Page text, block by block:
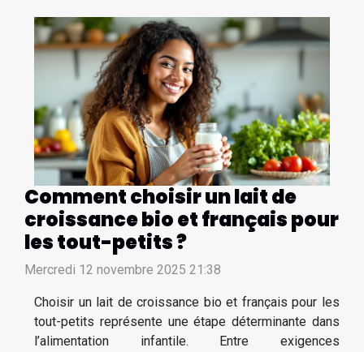
Comment choisir un lait de
croissance bio et français pour
les tout-petits ?
Mercredi 12 novembre 2025 21:38
Choisir un lait de croissance bio et français pour les
tout-petits représente une étape déterminante dans
l’alimentation infantile. Entre exigences